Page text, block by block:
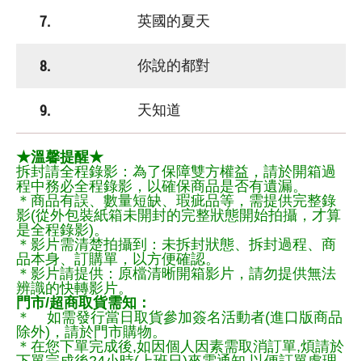
7. 英國的夏天
8. 你說的都對
9. 天知道
★溫馨提醒★
拆封請全程錄影：為了保障雙方權益，請於開箱過
程中務必全程錄影，以確保商品是否有遺漏。
＊商品有誤、數量短缺、瑕疵品等，需提供完整錄
影(從外包裝紙箱未開封的完整狀態開始拍攝，才算
是全程錄影)。
＊影片需清楚拍攝到：未拆封狀態、拆封過程、商
品本身、訂購單，以方便確認。
＊影片請提供：原檔清晰開箱影片，請勿提供無法
辨識的快轉影片。
門市/超商取貨需知：
＊ 如需發行當日取貨參加簽名活動者(進口版商品
除外)，請於門市購物。
＊在您下單完成後,如因個人因素需取消訂單,煩請於